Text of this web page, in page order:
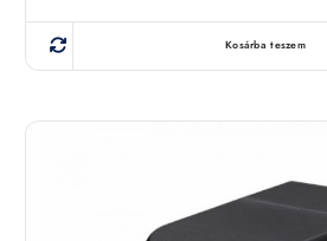
Kosárba teszem